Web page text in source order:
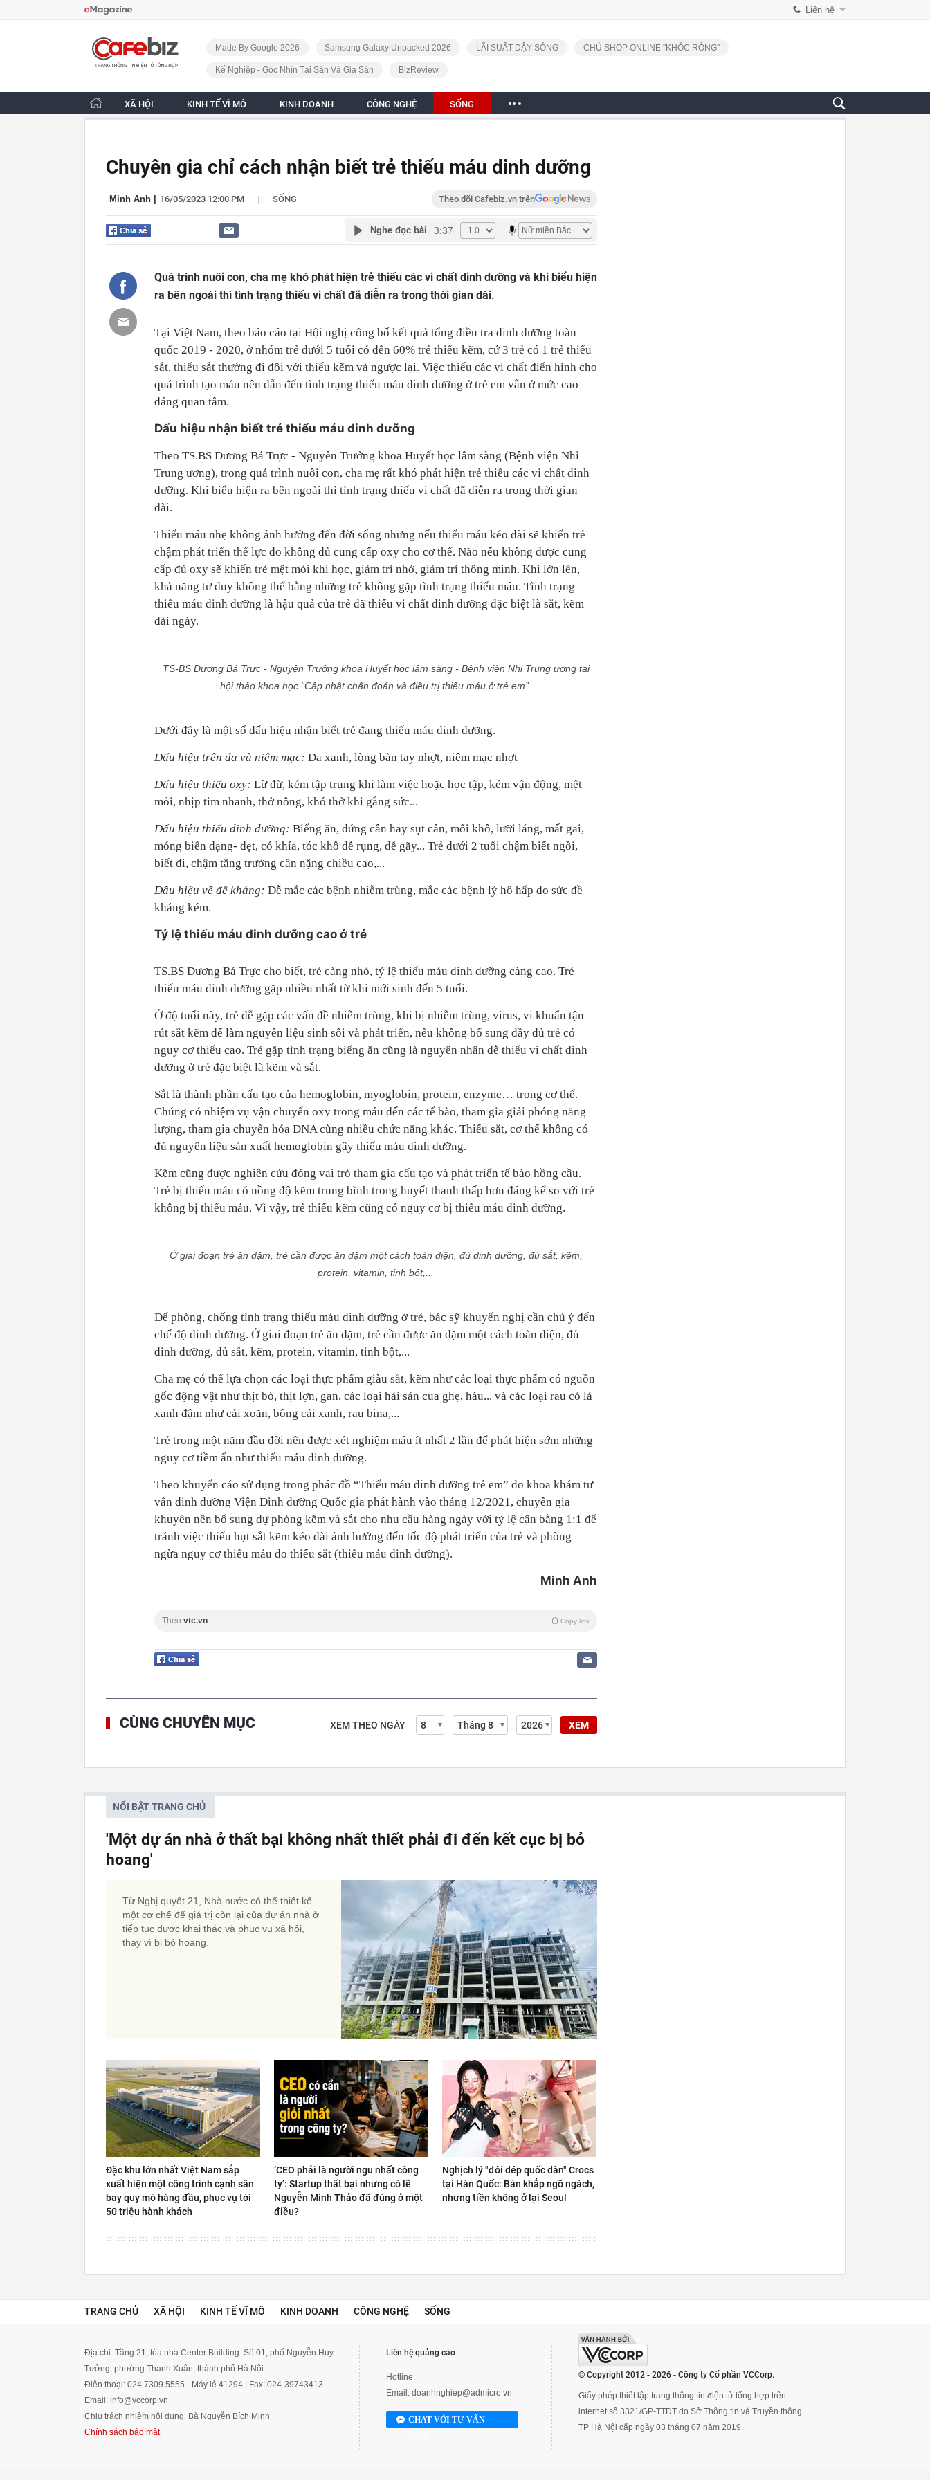
Liên hệ
CafeBiz - Trang chủ
Made By Google 2026 Samsung Galaxy Unpacked 2026 LÃI SUẤT DẬY SÓNG CHỦ SHOP ONLINE "KHÓC RÒNG"
Kế Nghiệp - Góc Nhìn Tài Sản Và Gia Sản BizReview
XÃ HỘI KINH TẾ VĨ MÔ KINH DOANH CÔNG NGHỆ SỐNG
Chuyên gia chỉ cách nhận biết trẻ thiếu máu dinh dưỡng
Minh Anh 16/05/2023 12:00 PM | SỐNG Theo dõi Cafebiz.vn trên
Nghe đọc bài 3:37
Quá trình nuôi con, cha mẹ khó phát hiện trẻ thiếu các vi chất dinh dưỡng và khi biểu hiện
ra bên ngoài thì tình trạng thiếu vi chất đã diễn ra trong thời gian dài.
Tại Việt Nam, theo báo cáo tại Hội nghị công bố kết quả tổng điều tra dinh dưỡng toàn
quốc 2019 - 2020, ở nhóm trẻ dưới 5 tuổi có đến 60% trẻ thiếu kẽm, cứ 3 trẻ có 1 trẻ thiếu
sắt, thiếu sắt thường đi đôi với thiếu kẽm và ngược lại. Việc thiếu các vi chất điển hình cho
quá trình tạo máu nên dẫn đến tình trạng thiếu máu dinh dưỡng ở trẻ em vẫn ở mức cao
đáng quan tâm.
Dấu hiệu nhận biết trẻ thiếu máu dinh dưỡng
Theo TS.BS Dương Bá Trực - Nguyên Trưởng khoa Huyết học lâm sàng (Bệnh viện Nhi
Trung ương), trong quá trình nuôi con, cha mẹ rất khó phát hiện trẻ thiếu các vi chất dinh
dưỡng. Khi biểu hiện ra bên ngoài thì tình trạng thiếu vi chất đã diễn ra trong thời gian
dài.
Thiếu máu nhẹ không ảnh hưởng đến đời sống nhưng nếu thiếu máu kéo dài sẽ khiến trẻ
chậm phát triển thể lực do không đủ cung cấp oxy cho cơ thể. Não nếu không được cung
cấp đủ oxy sẽ khiến trẻ mệt mỏi khi học, giảm trí nhớ, giảm trí thông minh. Khi lớn lên,
khả năng tư duy không thể bằng những trẻ không gặp tình trạng thiếu máu. Tình trạng
thiếu máu dinh dưỡng là hậu quả của trẻ đã thiếu vi chất dinh dưỡng đặc biệt là sắt, kẽm
dài ngày.
TS-BS Dương Bá Trực - Nguyên Trưởng khoa Huyết học lâm sàng - Bệnh viện Nhi Trung ương tại
hội thảo khoa học “Cập nhật chẩn đoán và điều trị thiếu máu ở trẻ em”.
Dưới đây là một số dấu hiệu nhận biết trẻ đang thiếu máu dinh dưỡng.
Dấu hiệu trên da và niêm mạc: Da xanh, lòng bàn tay nhợt, niêm mạc nhợt
Dấu hiệu thiếu oxy: Lừ đừ, kém tập trung khi làm việc hoặc học tập, kém vận động, mệt
mỏi, nhịp tim nhanh, thở nông, khó thở khi gắng sức...
Dấu hiệu thiếu dinh dưỡng: Biếng ăn, đứng cân hay sụt cân, môi khô, lưỡi láng, mất gai,
móng biến dạng- dẹt, có khía, tóc khô dễ rụng, dễ gãy... Trẻ dưới 2 tuổi chậm biết ngồi,
biết đi, chậm tăng trưởng cân nặng chiều cao,...
Dấu hiệu về đề kháng: Dễ mắc các bệnh nhiễm trùng, mắc các bệnh lý hô hấp do sức đề
kháng kém.
Tỷ lệ thiếu máu dinh dưỡng cao ở trẻ
TS.BS Dương Bá Trực cho biết, trẻ càng nhỏ, tỷ lệ thiếu máu dinh dưỡng càng cao. Trẻ
thiếu máu dinh dưỡng gặp nhiều nhất từ khi mới sinh đến 5 tuổi.
Ở độ tuổi này, trẻ dễ gặp các vấn đề nhiễm trùng, khi bị nhiễm trùng, virus, vi khuẩn tận
rút sắt kẽm để làm nguyên liệu sinh sôi và phát triển, nếu không bổ sung đầy đủ trẻ có
nguy cơ thiếu cao. Trẻ gặp tình trạng biếng ăn cũng là nguyên nhân dễ thiếu vi chất dinh
dưỡng ở trẻ đặc biệt là kẽm và sắt.
Sắt là thành phần cấu tạo của hemoglobin, myoglobin, protein, enzyme… trong cơ thể.
Chúng có nhiệm vụ vận chuyển oxy trong máu đến các tế bào, tham gia giải phóng năng
lượng, tham gia chuyển hóa DNA cùng nhiều chức năng khác. Thiếu sắt, cơ thể không có
đủ nguyên liệu sản xuất hemoglobin gây thiếu máu dinh dưỡng.
Kẽm cũng được nghiên cứu đóng vai trò tham gia cấu tạo và phát triển tế bào hồng cầu.
Trẻ bị thiếu máu có nồng độ kẽm trung bình trong huyết thanh thấp hơn đáng kể so với trẻ
không bị thiếu máu. Vì vậy, trẻ thiếu kẽm cũng có nguy cơ bị thiếu máu dinh dưỡng.
Ở giai đoạn trẻ ăn dặm, trẻ cần được ăn dặm một cách toàn diện, đủ dinh dưỡng, đủ sắt, kẽm,
protein, vitamin, tinh bột,...
Để phòng, chống tình trạng thiếu máu dinh dưỡng ở trẻ, bác sỹ khuyến nghị cần chú ý đến
chế độ dinh dưỡng. Ở giai đoạn trẻ ăn dặm, trẻ cần được ăn dặm một cách toàn diện, đủ
dinh dưỡng, đủ sắt, kẽm, protein, vitamin, tinh bột,...
Cha mẹ có thể lựa chọn các loại thực phẩm giàu sắt, kẽm như các loại thực phẩm có nguồn
gốc động vật như thịt bò, thịt lợn, gan, các loại hải sản cua ghẹ, hàu... và các loại rau có lá
xanh đậm như cải xoăn, bông cải xanh, rau bina,...
Trẻ trong một năm đầu đời nên được xét nghiệm máu ít nhất 2 lần để phát hiện sớm những
nguy cơ tiềm ẩn như thiếu máu dinh dưỡng.
Theo khuyến cáo sử dụng trong phác đồ “Thiếu máu dinh dưỡng trẻ em” do khoa khám tư
vấn dinh dưỡng Viện Dinh dưỡng Quốc gia phát hành vào tháng 12/2021, chuyên gia
khuyên nên bổ sung dự phòng kẽm và sắt cho nhu cầu hàng ngày với tỷ lệ cân bằng 1:1 để
tránh việc thiếu hụt sắt kẽm kéo dài ảnh hưởng đến tốc độ phát triển của trẻ và phòng
ngừa nguy cơ thiếu máu do thiếu sắt (thiếu máu dinh dưỡng).
Minh Anh
Theo vtc.vn Copy link
CÙNG CHUYÊN MỤC XEM THEO NGÀY XEM
NỔI BẬT TRANG CHỦ
'Một dự án nhà ở thất bại không nhất thiết phải đi đến kết cục bị bỏ
hoang'
Từ Nghị quyết 21, Nhà nước có thể thiết kế
một cơ chế để giá trị còn lại của dự án nhà ở
tiếp tục được khai thác và phục vụ xã hội,
thay vì bị bỏ hoang.
Đặc khu lớn nhất Việt Nam sắp
xuất hiện một công trình cạnh sân
bay quy mô hàng đầu, phục vụ tới
50 triệu hành khách
‘CEO phải là người ngu nhất công
ty’: Startup thất bại nhưng có lẽ
Nguyễn Minh Thảo đã đúng ở một
điều?
Nghịch lý "đôi dép quốc dân" Crocs
tại Hàn Quốc: Bán khắp ngõ ngách,
nhưng tiền không ở lại Seoul
TRANG CHỦ XÃ HỘI KINH TẾ VĨ MÔ KINH DOANH CÔNG NGHỆ SỐNG
Địa chỉ: Tầng 21, tòa nhà Center Building. Số 01, phố Nguyễn Huy
Tưởng, phường Thanh Xuân, thành phố Hà Nội
Điện thoại: 024 7309 5555 - Máy lẻ 41294 | Fax: 024-39743413
Email: info@vccorp.vn
Chịu trách nhiệm nội dung: Bà Nguyễn Bích Minh
Chính sách bảo mật
Liên hệ quảng cáo
Hotline:
Email: doanhnghiep@admicro.vn
CHAT VỚI TƯ VẤN
© Copyright 2012 - 2026 - Công ty Cổ phần VCCorp.
Giấy phép thiết lập trang thông tin điện tử tổng hợp trên
internet số 3321/GP-TTĐT do Sở Thông tin và Truyền thông
TP Hà Nội cấp ngày 03 tháng 07 năm 2019.